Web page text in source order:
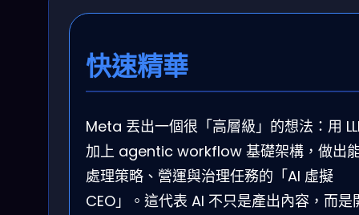
快速精華
Meta 丟出一個很「高層級」的想法：用
加上 agentic workflow 基礎架構，做出
處理策略、營運與治理任務的「AI 虛擬
CEO」。這代表 AI 不只是產出內容，而是